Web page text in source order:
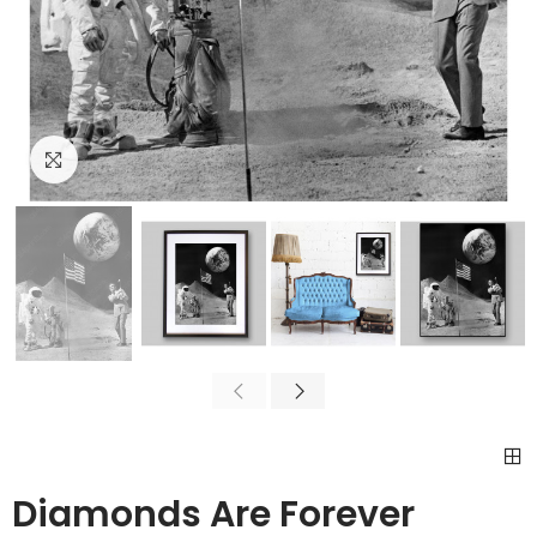
Cliquez pour agrandir
Diamonds Are Forever